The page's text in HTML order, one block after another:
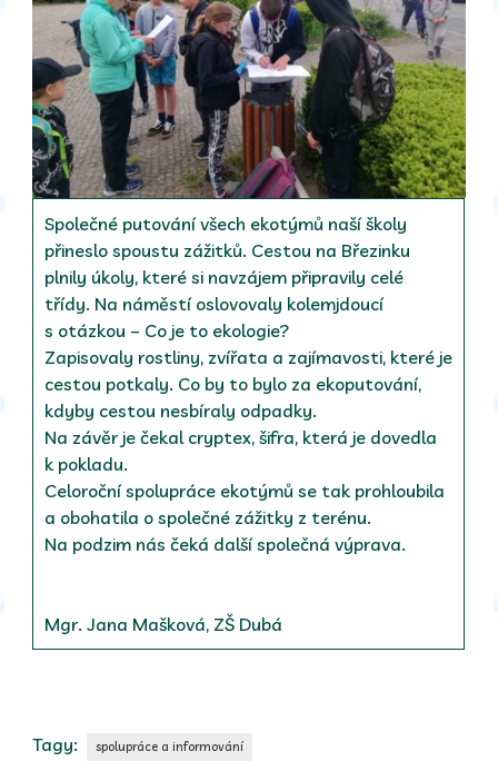
Společné putování všech ekotýmů naší školy
přineslo spoustu zážitků. Cestou na Březinku
plnily úkoly, které si navzájem připravily celé
třídy. Na náměstí oslovovaly kolemjdoucí
s otázkou – Co je to ekologie?
Zapisovaly rostliny, zvířata a zajímavosti, které je
cestou potkaly. Co by to bylo za ekoputování,
kdyby cestou nesbíraly odpadky.
Na závěr je čekal cryptex, šifra, která je dovedla
k pokladu.
Celoroční spolupráce ekotýmů se tak prohloubila
a obohatila o společné zážitky z terénu.
Na podzim nás čeká další společná výprava.
Mgr. Jana Mašková, ZŠ Dubá
Tagy: spolupráce a informování